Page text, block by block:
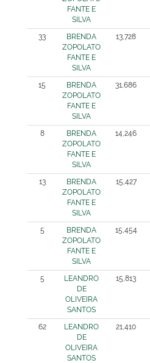
FANTE E
SILVA
33
BRENDA
ZOPOLATO
FANTE E
SILVA
13,728
15
BRENDA
ZOPOLATO
FANTE E
SILVA
31,686
8
BRENDA
ZOPOLATO
FANTE E
SILVA
14,246
13
BRENDA
ZOPOLATO
FANTE E
SILVA
15,427
5
BRENDA
ZOPOLATO
FANTE E
SILVA
15,454
5
LEANDRO
DE
OLIVEIRA
SANTOS
15,813
62
LEANDRO
DE
OLIVEIRA
SANTOS
21,410